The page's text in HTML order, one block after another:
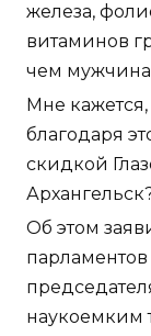
железа,
витаминов
чем
Мне
благодаря
скидкой
Об этом
наукоемким